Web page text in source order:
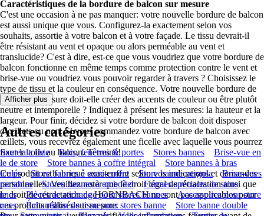
Caractéristiques de la bordure de balcon sur mesure
C'est une occasion à ne pas manquer: votre nouvelle bordure de balcon
est aussi unique que vous. Configurez-la exactement selon vos
souhaits, assortie à votre balcon et à votre façade. Le tissu devrait-il
être résistant au vent et opaque ou alors perméable au vent et
translucide? C'est à dire, est-ce que vous voudriez que votre bordure de
balcon fonctionne en même temps comme protection contre le vent et
brise-vue ou voudriez vous pouvoir regarder à travers ? Choisissez le
type de tissu et la couleur en conséquence. Votre nouvelle bordure de
balcon sur mesure doit-elle créer des accents de couleur ou être plutôt
neutre et intemporelle ? Indiquez à présent les mesures: la hauteur et la
largeur. Pour finir, décidez si votre bordure de balcon doit disposer
d’œillets ou non. Si vous commandez votre bordure de balcon avec
œillets, vous recevrez également une ficelle avec laquelle vous pourrez
fixer la toile au balcon. Terminé!
Ce produit est fabriqué exactement selon vos indications et demandes
personnelles. Veuillez noter que le droit légal de rétractation ainsi que
le droit de rétractation de HORNBACH ne sont pas applicables pour
ces produits réalisés sur mesure.
Afficher plus
Autres catégories
Sauter la liste Bois, fenêtres & portes Stores bannes
Brise-vue en
de store
Store bannes à coffre intégral
Store bannes à bras
Store bannes à semi-coffre Store banne pergola
Brise-vues
Stores bannes à emboîter
Formes spéciales de store
Pièces de rechange pour stores bannes
Accessoires pour store
Échantillon de tissu pour stores banne
Store banne double